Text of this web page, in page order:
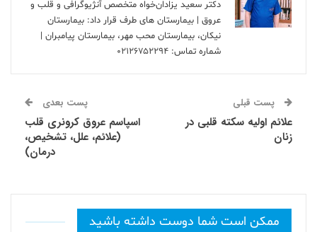
دکتر سعید یزادان‌خواه متخصص آنژیوگرافی و قلب و
عروق | بیمارستان های طرف قرار داد: بیمارستان
نیکان، بیمارستان محب مهر، بیمارستان پیامبران |
شماره تماس: ۰۲۱۲۶۷۵۲۲۹۴
پست قبلی
علائم اولیه سکته قلبی در
زنان
پست بعدی
اسپاسم عروق کرونری قلب
(علائم، علل، تشخیص،
درمان)
ممکن است شما دوست داشته باشید